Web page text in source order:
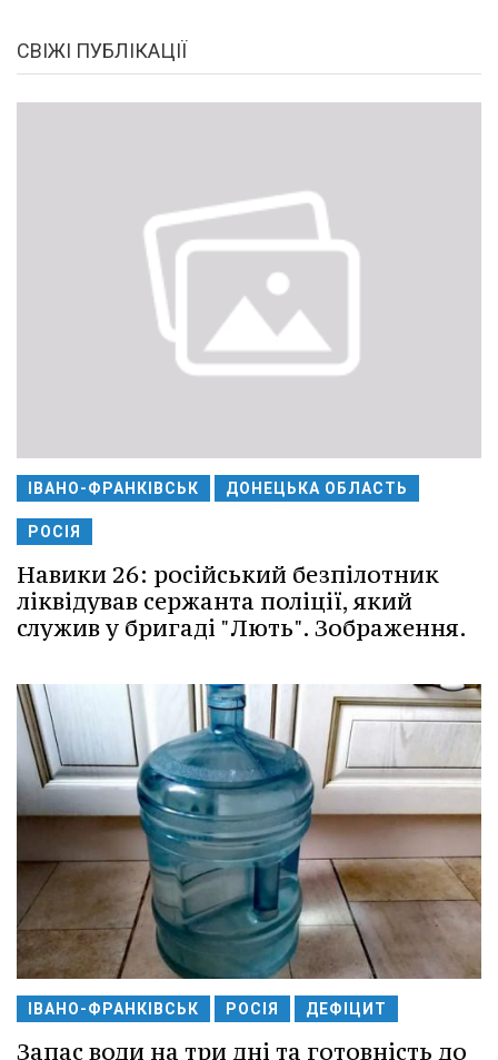
СВІЖІ ПУБЛІКАЦІЇ
ІВАНО-ФРАНКІВСЬК ДОНЕЦЬКА ОБЛАСТЬ
РОСІЯ
Навики 26: російський безпілотник
ліквідував сержанта поліції, який
служив у бригаді "Лють". Зображення.
ІВАНО-ФРАНКІВСЬК РОСІЯ ДЕФІЦИТ
Запас води на три дні та готовність до